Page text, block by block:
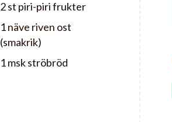
2 st piri-piri frukter
1 näve riven ost
(smakrik)
1 msk ströbröd